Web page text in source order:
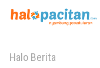
Home
Halo Berita